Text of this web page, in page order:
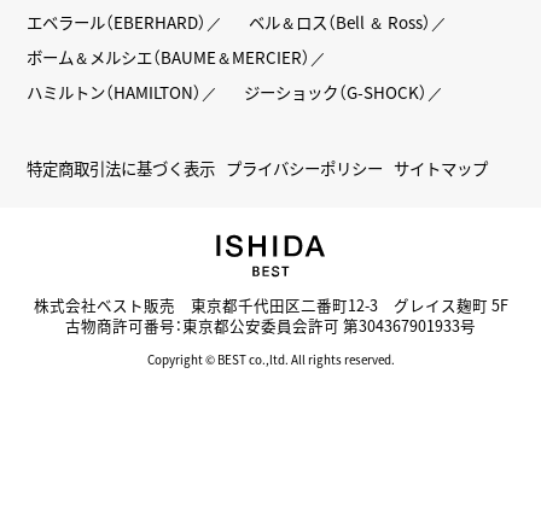
エベラール（EBERHARD）
ベル＆ロス（Bell ＆ Ross）
ボーム＆メルシエ（BAUME＆MERCIER）
ハミルトン（HAMILTON）
ジーショック（G-SHOCK）
特定商取引法に基づく表示 プライバシーポリシー サイトマップ
株式会社ベスト販売 東京都千代田区二番町12-3 グレイス麹町 5F
古物商許可番号：東京都公安委員会許可 第304367901933号
Copyright © BEST co.,ltd. All rights reserved.